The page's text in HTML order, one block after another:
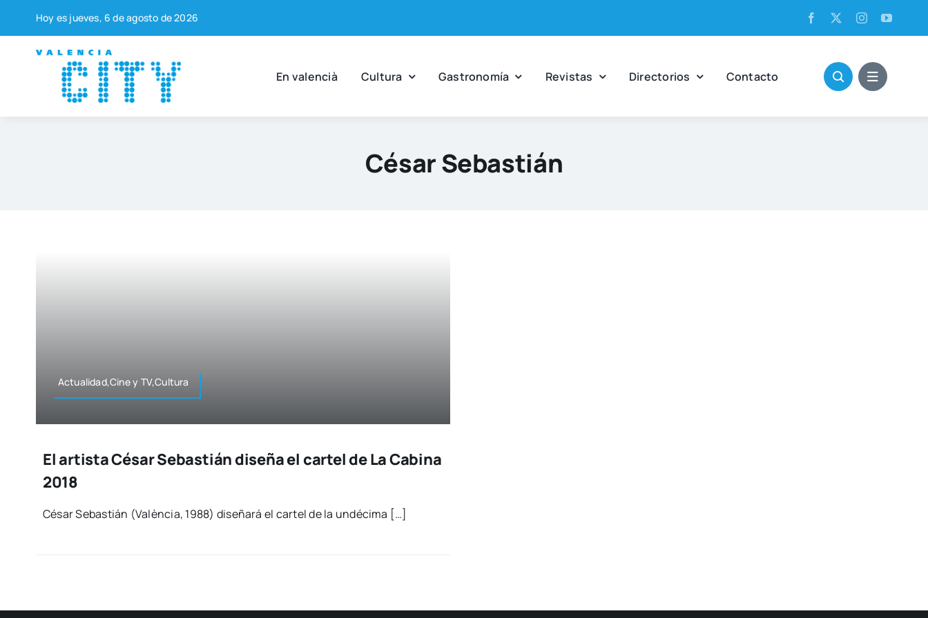
contenido
Hoy es jue­ves, 6 de agos­to de 2026
En valen­cià Cul­tu­ra Gas­tro­no­mía Revis­tas Direc­to­rios Con­tac­to
César Sebastián
Actualidad,Cine y TV,Cultura
El artista César Sebastián diseña el cartel de La Cabina
2018
César Sebas­tián (Valèn­cia, 1988) dise­ña­rá el car­tel de la undé­ci­ma […]